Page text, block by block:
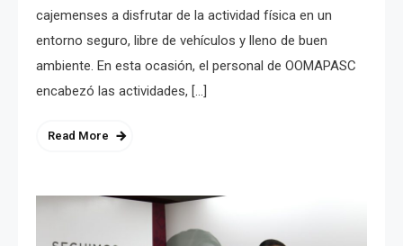
cajemenses a disfrutar de la actividad física en un
entorno seguro, libre de vehículos y lleno de buen
ambiente. En esta ocasión, el personal de OOMAPASC
encabezó las actividades, […]
Read More